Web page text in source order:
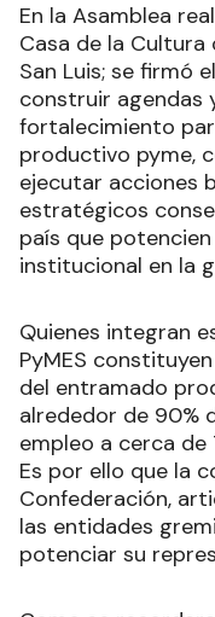
En la Asamblea
Casa de la Cultura
San Luis; se firmó
construir agendas
fortalecimiento
productivo pyme,
ejecutar acciones
estratégicos
país que
institucional en la
Quienes integran
PyMES
del entramado
alrededor de 90%
empleo a cerca
Es por ello que la
Confederación,
las entidades
potenciar su